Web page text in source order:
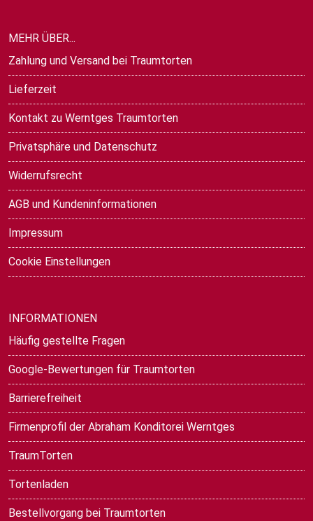
MEHR ÜBER...
Zahlung und Versand bei Traumtorten
Lieferzeit
Kontakt zu Werntges Traumtorten
Privatsphäre und Datenschutz
Widerrufsrecht
AGB und Kundeninformationen
Impressum
Cookie Einstellungen
INFORMATIONEN
Häufig gestellte Fragen
Google-Bewertungen für Traumtorten
Barrierefreiheit
Firmenprofil der Abraham Konditorei Werntges
TraumTorten
Tortenladen
Bestellvorgang bei Traumtorten